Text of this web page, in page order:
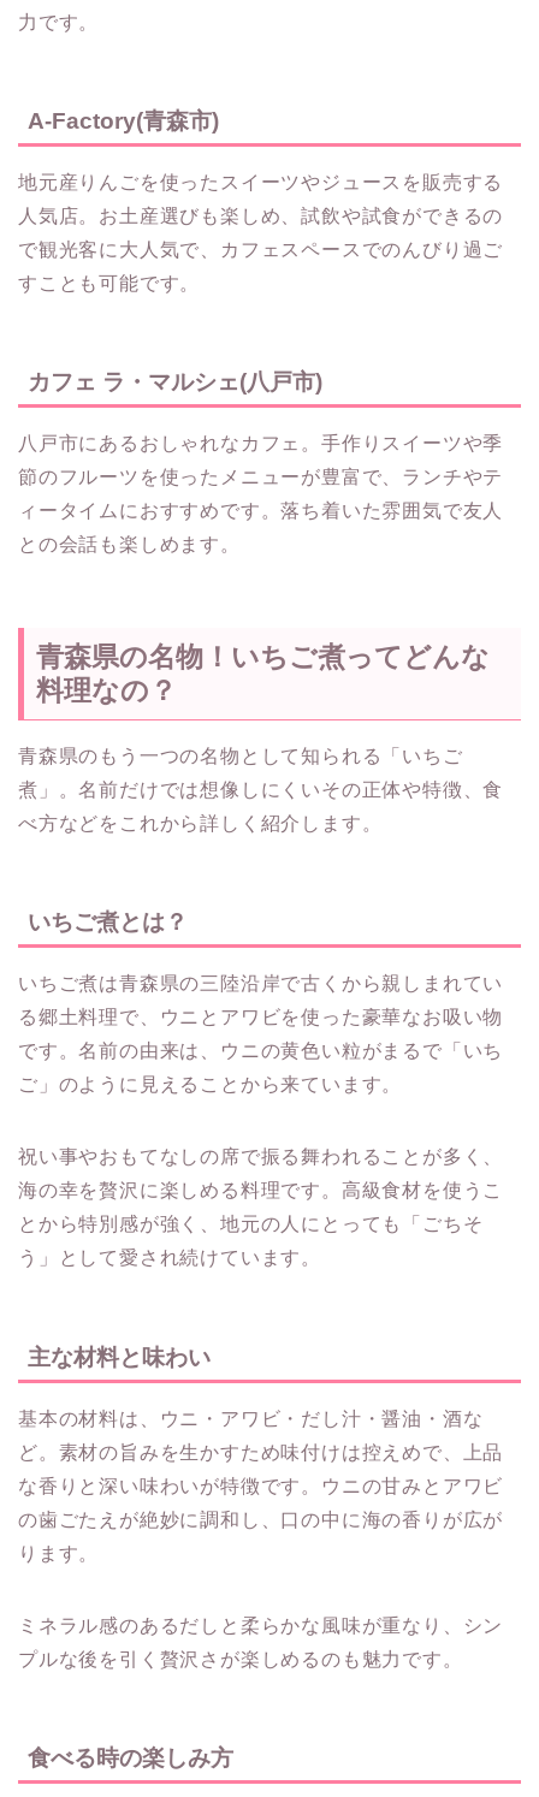
力です。
A-Factory(青森市)
地元産りんごを使ったスイーツやジュースを販売する
人気店。お土産選びも楽しめ、試飲や試食ができるの
で観光客に大人気で、カフェスペースでのんびり過ご
すことも可能です。
カフェ ラ・マルシェ(八戸市)
八戸市にあるおしゃれなカフェ。手作りスイーツや季
節のフルーツを使ったメニューが豊富で、ランチやテ
ィータイムにおすすめです。落ち着いた雰囲気で友人
との会話も楽しめます。
青森県の名物！いちご煮ってどんな
料理なの？
青森県のもう一つの名物として知られる「いちご
煮」。名前だけでは想像しにくいその正体や特徴、食
べ方などをこれから詳しく紹介します。
いちご煮とは？
いちご煮は青森県の三陸沿岸で古くから親しまれてい
る郷土料理で、ウニとアワビを使った豪華なお吸い物
です。名前の由来は、ウニの黄色い粒がまるで「いち
ご」のように見えることから来ています。
祝い事やおもてなしの席で振る舞われることが多く、
海の幸を贅沢に楽しめる料理です。高級食材を使うこ
とから特別感が強く、地元の人にとっても「ごちそ
う」として愛され続けています。
主な材料と味わい
基本の材料は、ウニ・アワビ・だし汁・醤油・酒な
ど。素材の旨みを生かすため味付けは控えめで、上品
な香りと深い味わいが特徴です。ウニの甘みとアワビ
の歯ごたえが絶妙に調和し、口の中に海の香りが広が
ります。
ミネラル感のあるだしと柔らかな風味が重なり、シン
プルな後を引く贅沢さが楽しめるのも魅力です。
食べる時の楽しみ方